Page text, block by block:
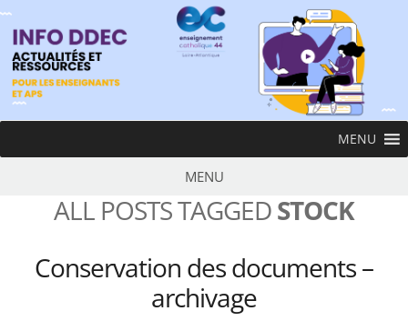
Skip
to
content
InfoDDEC
Ens
MENU
MENU
ALL POSTS TAGGEDSTOCK
Conservation des documents –
archivage